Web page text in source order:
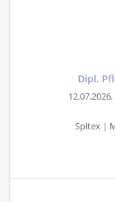
Dipl.
12.07.2026,
Spitex |